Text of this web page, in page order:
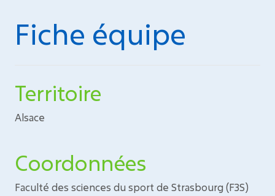
Fiche équipe
Territoire
Alsace
Coordonnées
Faculté des sciences du sport de Strasbourg (F3S)